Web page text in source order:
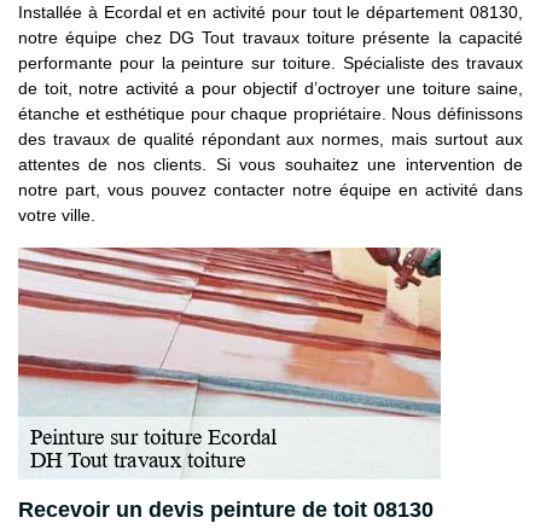
Installée à Ecordal et en activité pour tout le département 08130,
notre équipe chez DG Tout travaux toiture présente la capacité
performante pour la peinture sur toiture. Spécialiste des travaux
de toit, notre activité a pour objectif d’octroyer une toiture saine,
étanche et esthétique pour chaque propriétaire. Nous définissons
des travaux de qualité répondant aux normes, mais surtout aux
attentes de nos clients. Si vous souhaitez une intervention de
notre part, vous pouvez contacter notre équipe en activité dans
votre ville.
Recevoir un devis peinture de toit 08130